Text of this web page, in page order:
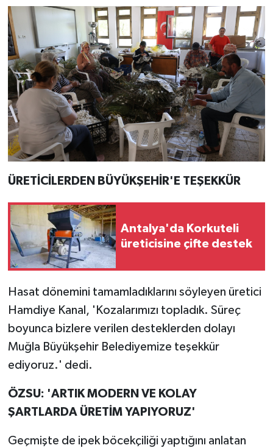
ÜRETİCİLERDEN BÜYÜKŞEHİR'E TEŞEKKÜR
Antalya'da Korkuteli
üreticisine çifte destek
Hasat dönemini tamamladıklarını söyleyen üretici
Hamdiye Kanal, 'Kozalarımızı topladık. Süreç
boyunca bizlere verilen desteklerden dolayı
Muğla Büyükşehir Belediyemize teşekkür
ediyoruz.' dedi.
ÖZSU: 'ARTIK MODERN VE KOLAY
ŞARTLARDA ÜRETİM YAPIYORUZ'
Geçmişte de ipek böcekçiliği yaptığını anlatan